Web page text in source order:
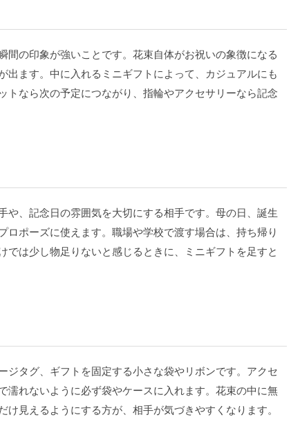
間の印象が強いことです。花束自体がお祝いの象徴になる
出ます。中に入れるミニギフトによって、カジュアルにも
トなら次の予定につながり、指輪やアクセサリーなら記念
や、記念日の雰囲気を大切にする相手です。母の日、誕生
ロポーズに使えます。職場や学校で渡す場合は、持ち帰り
では少し物足りないと感じるときに、ミニギフトを足すと
ジタグ、ギフトを固定する小さな袋やリボンです。アクセ
濡れないように必ず袋やケースに入れます。花束の中に無
見えるようにする方が、相手が気づきやすくなります。